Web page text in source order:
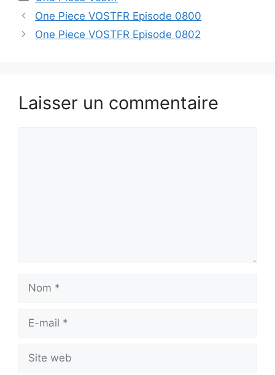
One Piece VOSTFR Episode 0800
One Piece VOSTFR Episode 0802
Laisser un commentaire
mail
web